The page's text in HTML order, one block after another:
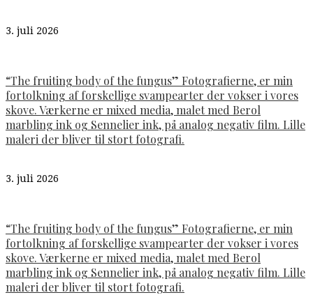
3. juli 2026
“The fruiting body of the fungus” Fotografierne, er min
fortolkning af forskellige svampearter der vokser i vores
skove. Værkerne er mixed media, malet med Berol
marbling ink og Sennelier ink, på analog negativ film. Lille
maleri der bliver til stort fotografi.
3. juli 2026
“The fruiting body of the fungus” Fotografierne, er min
fortolkning af forskellige svampearter der vokser i vores
skove. Værkerne er mixed media, malet med Berol
marbling ink og Sennelier ink, på analog negativ film. Lille
maleri der bliver til stort fotografi.